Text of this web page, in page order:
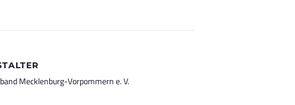
Mecklenburg-Vorpommern e. V.